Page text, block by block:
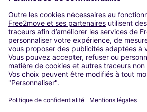
Paris
Madrid
Washington DC
Milan
Rome
Turin
Vienne
Berlin
Düsseldorf